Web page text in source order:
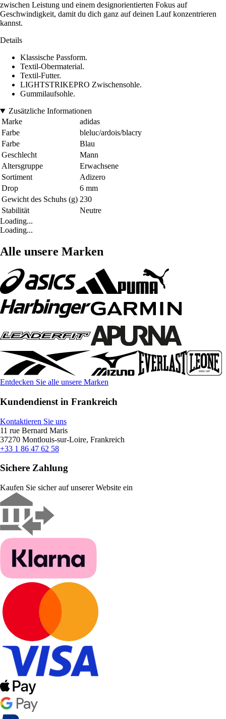
zwischen Leistung und einem designorientierten Fokus auf
Geschwindigkeit, damit du dich ganz auf deinen Lauf konzentrieren
kannst.
Details
Klassische Passform.
Textil-Obermaterial.
Textil-Futter.
LIGHTSTRIKEPRO Zwischensohle.
Gummilaufsohle.
Zusätzliche Informationen
Marke
adidas
Farbe
bleluc/ardois/blacry
Farbe
Blau
Geschlecht
Mann
Altersgruppe
Erwachsene
Sortiment
Adizero
Drop
6 mm
Gewicht des Schuhs (g) 230
Stabilität
Neutre
Loading...
Loading...
Alle unsere Marken
Entdecken Sie alle unsere Marken
Kundendienst in Frankreich
Kontaktieren Sie uns
11 rue Bernard Maris
37270 Montlouis-sur-Loire, Frankreich
+33 1 86 47 62 58
Sichere Zahlung
Kaufen Sie sicher auf unserer Website ein